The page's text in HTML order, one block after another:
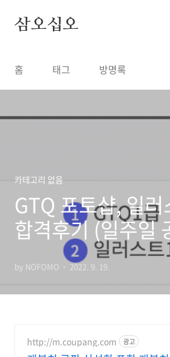
삼오십오
홈 태그 방명록
카테고리 없음
GTQ 포토샵, 일
합격후기 (일주일
복치 후기)
by NOFOMO 2022. 9. 19.
http://m.coupang.com 광고